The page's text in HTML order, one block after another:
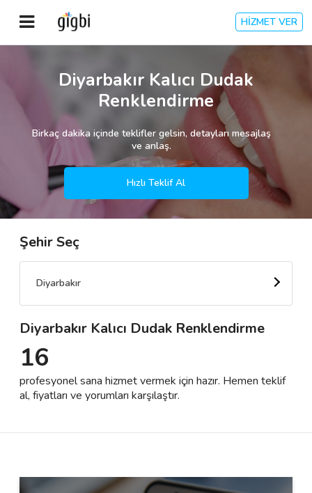
HİZMET VER
Anasayfa
Giriş Yap
Kayıt Ol
Kategoriler
🎈 Biz Kimiz?
🌟 Müşteri Değerlendirmeleri
Destek
İletişim
Diyarbakır Kalıcı Dudak
Renklendirme
Birkaç dakika içinde teklifler gelsin, detayları mesajlaş
ve anlaş.
Hızlı Teklif Al
Şehir Seç
Diyarbakır
Diyarbakır Kalıcı Dudak Renklendirme
16
profesyonel sana hizmet vermek için hazır. Hemen teklif
al, fiyatları ve yorumları karşılaştır.